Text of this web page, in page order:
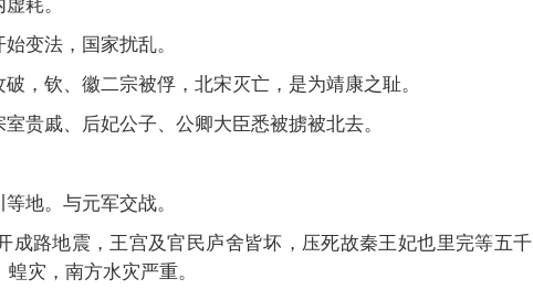
耗。
变法，国家扰乱。
，钦、徽二宗被俘，北宋灭亡，是为靖康之耻。
贵戚、后妃公子、公卿大臣悉被掳被北去。
地。与元军交战。
成路地震，王宫及官民庐舍皆坏，压死故秦王妃也里完等五千
灾，南方水灾严重。